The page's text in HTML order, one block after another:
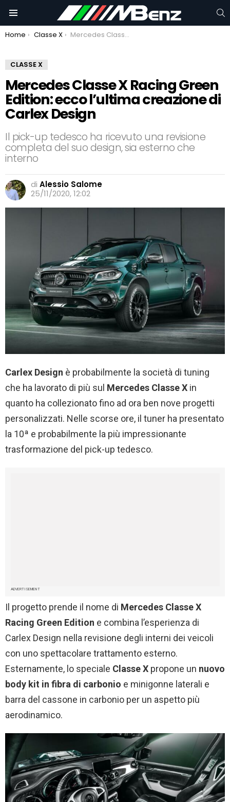
You are here:
Home Classe X Mercedes Classe X Racing Green Edition: ecco l’ultima creazione di Carlex Design
CLASSE X
Mercedes Classe X Racing Green
Edition: ecco l’ultima creazione di
Carlex Design
Il pick-up tedesco ha ricevuto una revisione
completa del suo design, sia esterno che
interno
di Alessio Salome
25/11/2020, 12:02
Carlex Design è probabilmente la società di tuning
che ha lavorato di più sul Mercedes Classe X in
quanto ha collezionato fino ad ora ben nove progetti
personalizzati. Nelle scorse ore, il tuner ha presentato
la 10ª e probabilmente la più impressionante
trasformazione del pick-up tedesco.
ADVERTISEMENT
Il progetto prende il nome di Mercedes Classe X
Racing Green Edition e combina l’esperienza di
Carlex Design nella revisione degli interni dei veicoli
con uno spettacolare trattamento esterno.
Esternamente, lo speciale Classe X propone un nuovo
body kit in fibra di carbonio e minigonne laterali e
barra del cassone in carbonio per un aspetto più
aerodinamico.